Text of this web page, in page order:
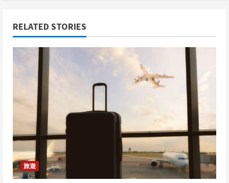
i
n
u
R
e
a
d
RELATED STORIES
旅遊